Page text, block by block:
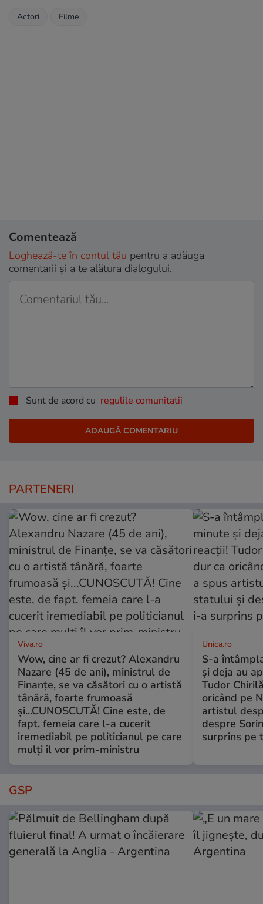
Actori Filme
Comentează
Loghează-te în contul tău pentru a adăuga
comentarii și a te alătura dialogului.
Sunt de acord cu regulile comunitatii
PARTENERI
Viva.ro
Wow, cine ar fi crezut? Alexandru
Nazare (45 de ani), ministrul de
Finanțe, se va căsători cu o artistă
tânără, foarte frumoasă
și...CUNOSCUTĂ! Cine este, de
fapt, femeia care l-a cucerit
iremediabil pe politicianul pe care
mulți îl vor prim-ministru
Unica.ro
S-a
și deja au
Tudor
oricând pe
artistul
despre
surprins pe
GSP